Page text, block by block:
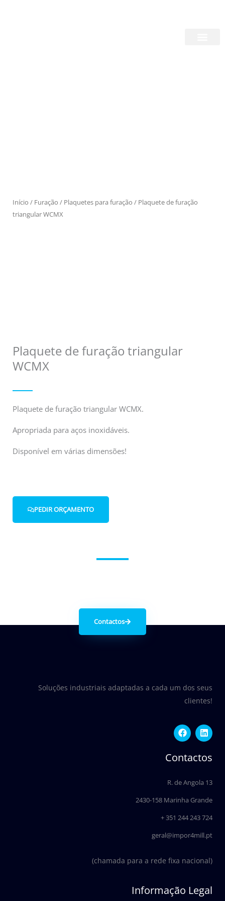
Início / Furação / Plaquetes para furação / Plaquete de furação
triangular WCMX
Plaquete de furação triangular
WCMX
Plaquete de furação triangular WCMX.
Apropriada para aços inoxidáveis.
Disponível em várias dimensões!
PEDIR ORÇAMENTO
Contactos
Soluções industriais adaptadas a cada um dos seus
clientes!
F
a
c
e
b
o
k
L
i
n
k
e
i
n
Contactos
R. de Angola 13
2430-158 Marinha Grande
+ 351 244 243 724
geral@impor4mill.pt
(chamada para a rede fixa nacional)
Informação Legal